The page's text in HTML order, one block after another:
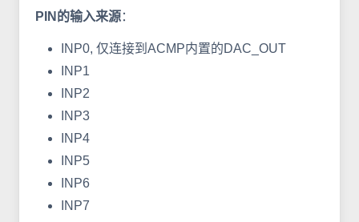
PIN的输入来源：
INP0, 仅连接到ACMP内置的DAC_OUT
INP1
INP2
INP3
INP4
INP5
INP6
INP7